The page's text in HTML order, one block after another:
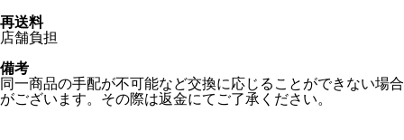
再送料
店舗負担
備考
同一商品の手配が不可能など交換に応じることができない場合
がございます。その際は返金にてご了承ください。